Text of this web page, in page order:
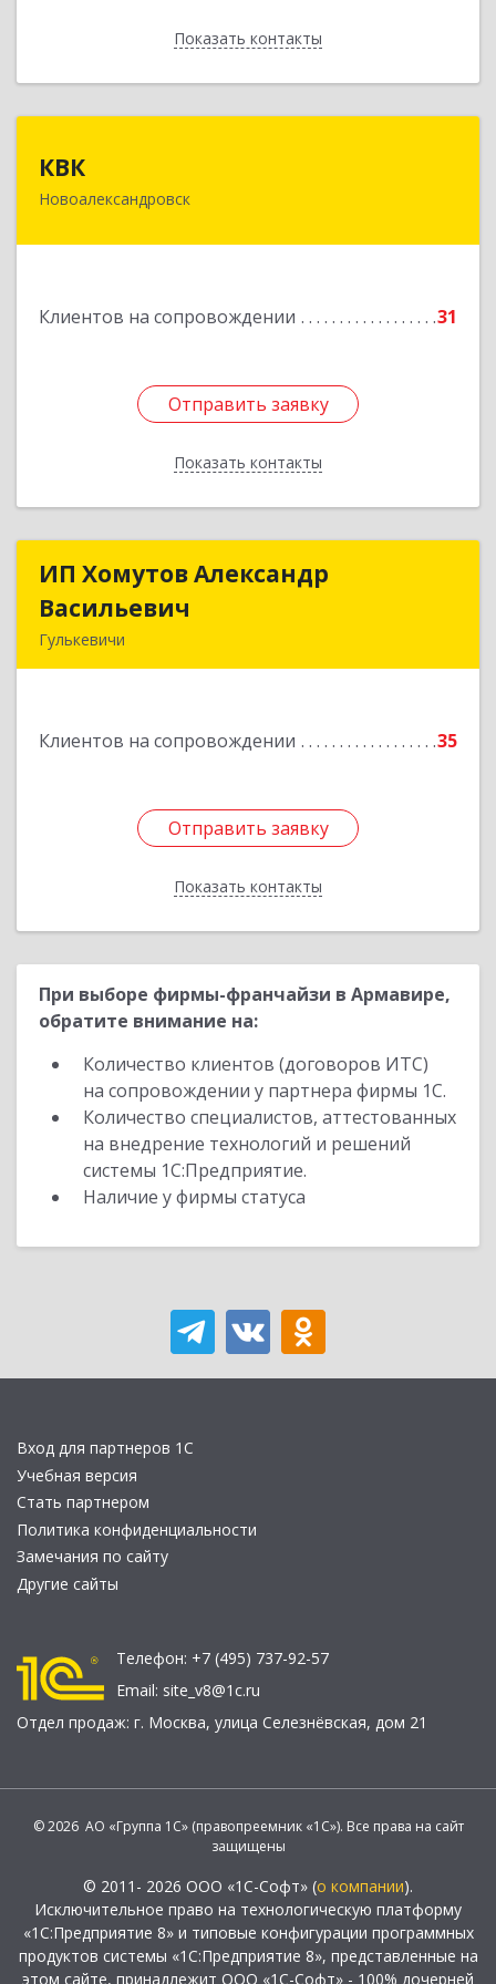
Показать контакты
Назад
КВК
Новоалександровск
Клиентов на сопровождении 31
Отправить заявку
Показать контакты
Подробнее
Отправить заявку
Назад
ИП Хомутов Александр
Васильевич
Гулькевичи
Клиентов на сопровождении 35
Отправить заявку
Показать контакты
ИП Хомутов Александр
Подробнее
Отправить заявку
Назад
При выборе фирмы-франчайзи в Армавире,
обратите внимание на:
Количество клиентов (договоров ИТС)
на сопровождении у партнера фирмы 1С.
Количество специалистов, аттестованных
на внедрение технологий и решений
системы 1С:Предприятие.
Наличие у фирмы статуса
Вход для партнеров 1С
Учебная версия
Стать партнером
Политика конфиденциальности
Замечания по сайту
Другие сайты
Телефон: +7 (495) 737-92-57
Email: site_v8@1c.ru
Отдел продаж: г. Москва, улица Селезнёвская, дом 21
© 2026 АО «Группа 1С» (правопреемник «1С»). Все права на сайт
защищены
© 2011- 2026 ООО «1С-Софт» (о компании).
Исключительное право на технологическую платформу
«1С:Предприятие 8» и типовые конфигурации программных
продуктов системы «1С:Предприятие 8», представленные на
этом сайте, принадлежит ООО «1С-Софт» - 100% дочерней